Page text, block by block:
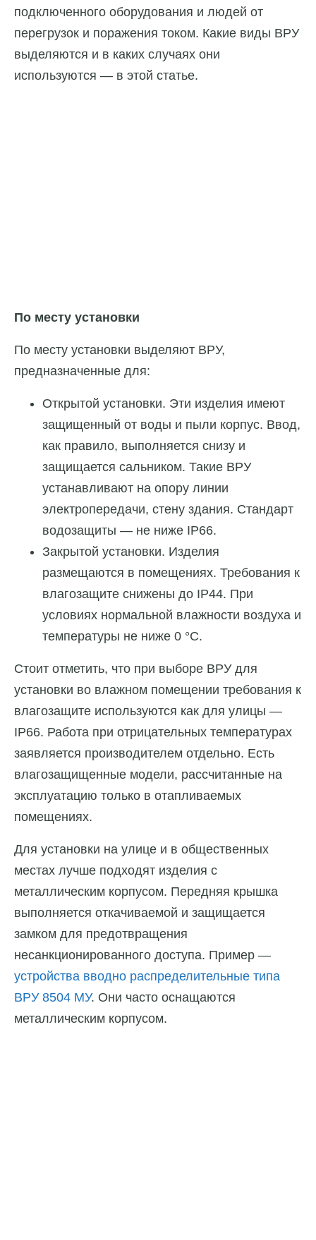
подключенного оборудования и людей от
перегрузок и поражения током. Какие виды ВРУ
выделяются и в каких случаях они
используются — в этой статье.
По месту установки
По месту установки выделяют ВРУ,
предназначенные для:
Открытой установки. Эти изделия имеют
защищенный от воды и пыли корпус. Ввод,
как правило, выполняется снизу и
защищается сальником. Такие ВРУ
устанавливают на опору линии
электропередачи, стену здания. Стандарт
водозащиты — не ниже IP66.
Закрытой установки. Изделия
размещаются в помещениях. Требования к
влагозащите снижены до IP44. При
условиях нормальной влажности воздуха и
температуры не ниже 0 °C.
Стоит отметить, что при выборе ВРУ для
установки во влажном помещении требования к
влагозащите используются как для улицы —
IP66. Работа при отрицательных температурах
заявляется производителем отдельно. Есть
влагозащищенные модели, рассчитанные на
эксплуатацию только в отапливаемых
помещениях.
Для установки на улице и в общественных
местах лучше подходят изделия с
металлическим корпусом. Передняя крышка
выполняется откачиваемой и защищается
замком для предотвращения
несанкционированного доступа. Пример —
устройства вводно распределительные типа
ВРУ 8504 МУ. Они часто оснащаются
металлическим корпусом.